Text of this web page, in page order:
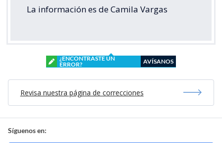
La información es de Camila Vargas
¿ENCONTRASTE UN
ERROR?
AVÍSANOS
Revisa nuestra página de correcciones
Síguenos en: